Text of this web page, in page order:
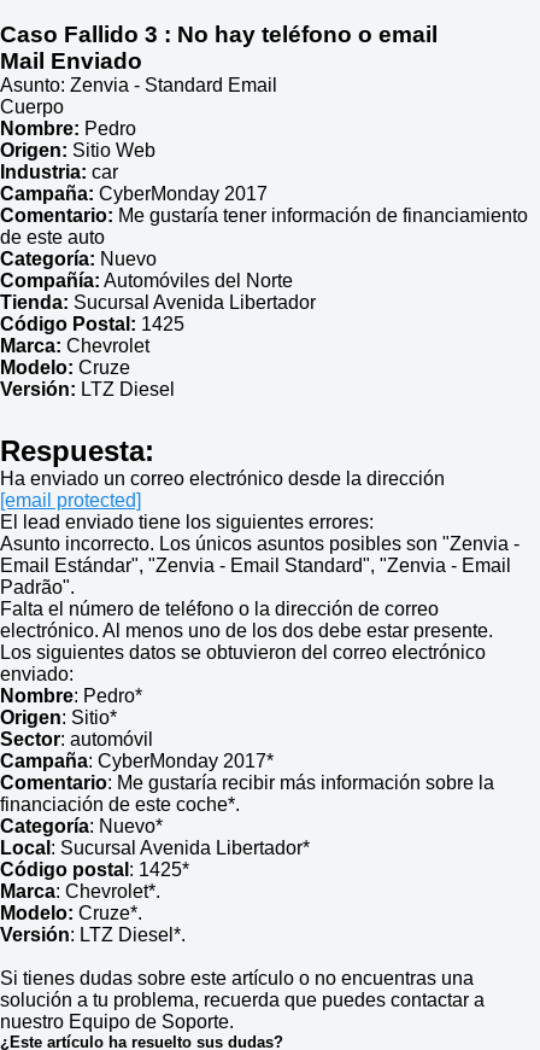
Caso Fallido 3 : No hay teléfono o email
Mail Enviado
Asunto: Zenvia - Standard Email
Cuerpo
Nombre: Pedro
Origen: Sitio Web
Industria: car
Campaña: CyberMonday 2017
Comentario: Me gustaría tener información de financiamiento
de este auto
Categoría: Nuevo
Compañía: Automóviles del Norte
Tienda: Sucursal Avenida Libertador
Código Postal: 1425
Marca: Chevrolet
Modelo: Cruze
Versión: LTZ Diesel
Respuesta:
Ha enviado un correo electrónico desde la dirección
[email protected]
El lead enviado tiene los siguientes errores:
Asunto incorrecto. Los únicos asuntos posibles son "Zenvia -
Email Estándar", "Zenvia - Email Standard", "Zenvia - Email
Padrão".
Falta el número de teléfono o la dirección de correo
electrónico. Al menos uno de los dos debe estar presente.
Los siguientes datos se obtuvieron del correo electrónico
enviado:
Nombre: Pedro*
Origen: Sitio*
Sector: automóvil
Campaña: CyberMonday 2017*
Comentario: Me gustaría recibir más información sobre la
financiación de este coche*.
Categoría: Nuevo*
Local : Sucursal Avenida Libertador*
Código postal : 1425*
Marca: Chevrolet*.
Modelo: Cruze*.
Versión: LTZ Diesel*.
Si tienes dudas sobre este artículo o no encuentras una
solución a tu problema, recuerda que puedes contactar a
nuestro Equipo de Soporte.
¿Este artículo ha resuelto sus dudas?